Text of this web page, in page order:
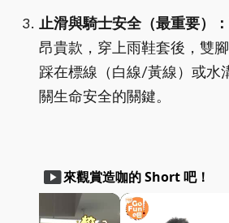
止滑與騎士安全（最重要）：
昂貴款，穿上雨鞋套後，雙
踩在標線（白線/黃線）或水
關生命安全的關鍵。
smart_display來觀賞造咖的 Short 吧！